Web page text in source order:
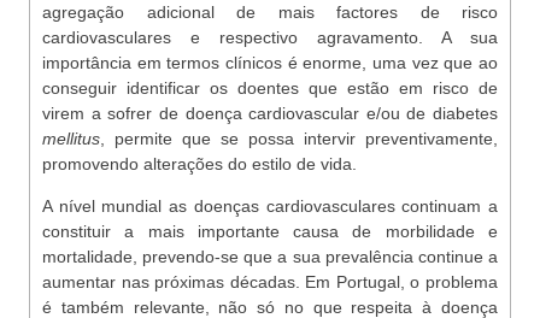
agregação adicional de mais factores de risco
cardiovasculares e respectivo agravamento. A sua
importância em termos clínicos é enorme, uma vez que ao
conseguir identificar os doentes que estão em risco de
virem a sofrer de doença cardiovascular e/ou de diabetes
mellitus , permite que se possa intervir preventivamente,
promovendo alterações do estilo de vida.
A nível mundial as doenças cardiovasculares continuam a
constituir a mais importante causa de morbilidade e
mortalidade, prevendo-se que a sua prevalência continue a
aumentar nas próximas décadas. Em Portugal, o problema
é também relevante, não só no que respeita à doença